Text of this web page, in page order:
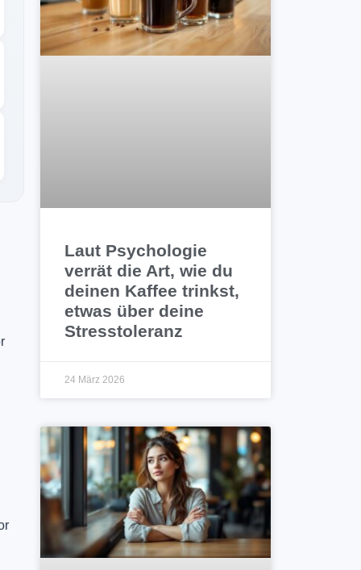
Laut Psychologie
verrät die Art, wie du
deinen Kaffee trinkst,
etwas über deine
Stresstoleranz
24 März 2026